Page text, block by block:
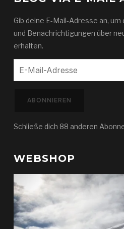
Gib deine E-Mail-Adresse an,
und Benachrichtigungen über
erhalten.
ABONNIEREN
Schließe dich 88 anderen
WEBSHOP